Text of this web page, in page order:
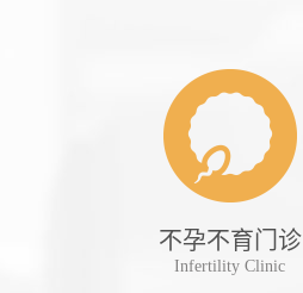
不孕不育门诊
Infertility Clinic